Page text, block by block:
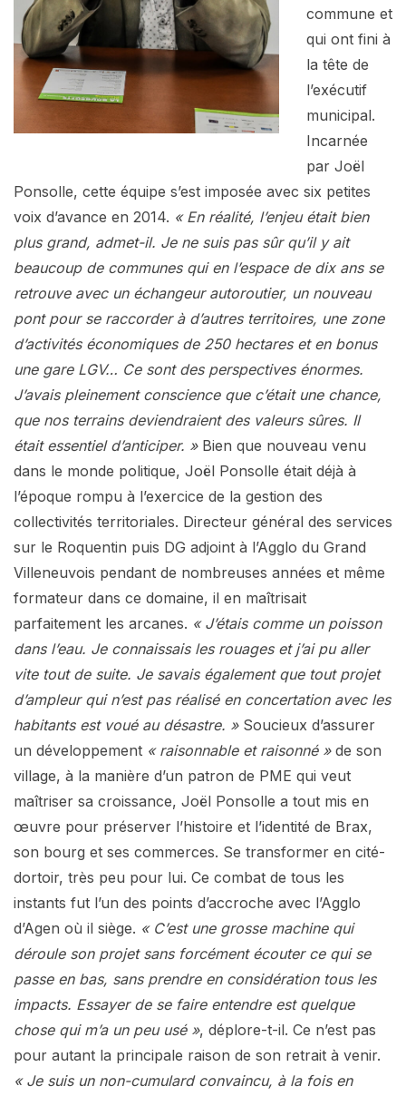
commune et
qui ont fini à
la tête de
l’exécutif
municipal.
Incarnée
par Joël
Ponsolle, cette équipe s’est imposée avec six petites
voix d’avance en 2014. « En réalité, l’enjeu était bien
plus grand, admet-il. Je ne suis pas sûr qu’il y ait
beaucoup de communes qui en l’espace de dix ans se
retrouve avec un échangeur autoroutier, un nouveau
pont pour se raccorder à d’autres territoires, une zone
d’activités économiques de 250 hectares et en bonus
une gare LGV… Ce sont des perspectives énormes.
J’avais pleinement conscience que c’était une chance,
que nos terrains deviendraient des valeurs sûres. Il
était essentiel d’anticiper. »Bien que nouveau venu
dans le monde politique, Joël Ponsolle était déjà à
l’époque rompu à l’exercice de la gestion des
collectivités territoriales. Directeur général des services
sur le Roquentin puis DG adjoint à l’Agglo du Grand
Villeneuvois pendant de nombreuses années et même
formateur dans ce domaine, il en maîtrisait
parfaitement les arcanes. « J’étais comme un poisson
dans l’eau. Je connaissais les rouages et j’ai pu aller
vite tout de suite. Je savais également que tout projet
d’ampleur qui n’est pas réalisé en concertation avec les
habitants est voué au désastre. »Soucieux d’assurer
un développement « raisonnable et raisonné »de son
village, à la manière d’un patron de PME qui veut
maîtriser sa croissance, Joël Ponsolle a tout mis en
œuvre pour préserver l’histoire et l’identité de Brax,
son bourg et ses commerces. Se transformer en cité-
dortoir, très peu pour lui. Ce combat de tous les
instants fut l’un des points d’accroche avec l’Agglo
d’Agen où il siège. « C’est une grosse machine qui
déroule son projet sans forcément écouter ce qui se
passe en bas, sans prendre en considération tous les
impacts. Essayer de se faire entendre est quelque
chose qui m’a un peu usé », déplore-t-il. Ce n’est pas
pour autant la principale raison de son retrait à venir.
« Je suis un non-cumulard convaincu, à la fois en